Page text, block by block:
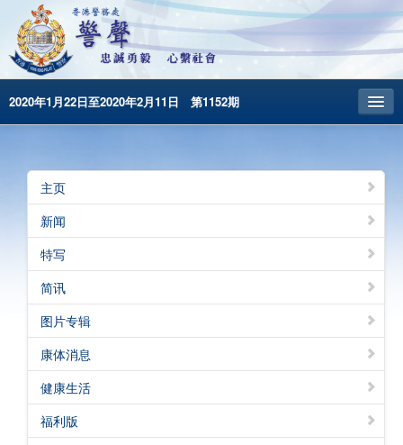
2020年1月22日至2020年2月11日 第1152期
昔日警声
警务处主页
繁體版
English
主页
新闻
特写
简讯
图片专辑
康体消息
健康生活
福利版